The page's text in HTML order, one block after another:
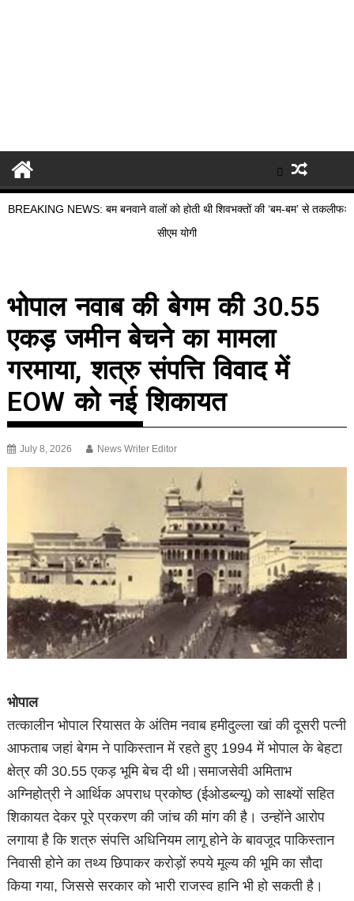
BREAKING NEWS: बम बनवाने वालों को होती थी शिवभक्तों की ‘बम-बम’ से तकलीफः
सीएम योगी
भोपाल नवाब की बेगम की 30.55
एकड़ जमीन बेचने का मामला
गरमाया, शत्रु संपत्ति विवाद में
EOW को नई शिकायत
July 8, 2026 News Writer Editor
भोपाल
तत्कालीन भोपाल रियासत के अंतिम नवाब हमीदुल्ला खां की दूसरी पत्नी
आफताब जहां बेगम ने पाकिस्तान में रहते हुए 1994 में भोपाल के बेहटा
क्षेत्र की 30.55 एकड़ भूमि बेच दी थी।समाजसेवी अमिताभ
अग्निहोत्री ने आर्थिक अपराध प्रकोष्ठ (ईओडब्ल्यू) को साक्ष्यों सहित
शिकायत देकर पूरे प्रकरण की जांच की मांग की है। उन्होंने आरोप
लगाया है कि शत्रु संपत्ति अधिनियम लागू होने के बावजूद पाकिस्तान
निवासी होने का तथ्य छिपाकर करोड़ों रुपये मूल्य की भूमि का सौदा
किया गया, जिससे सरकार को भारी राजस्व हानि भी हो सकती है।